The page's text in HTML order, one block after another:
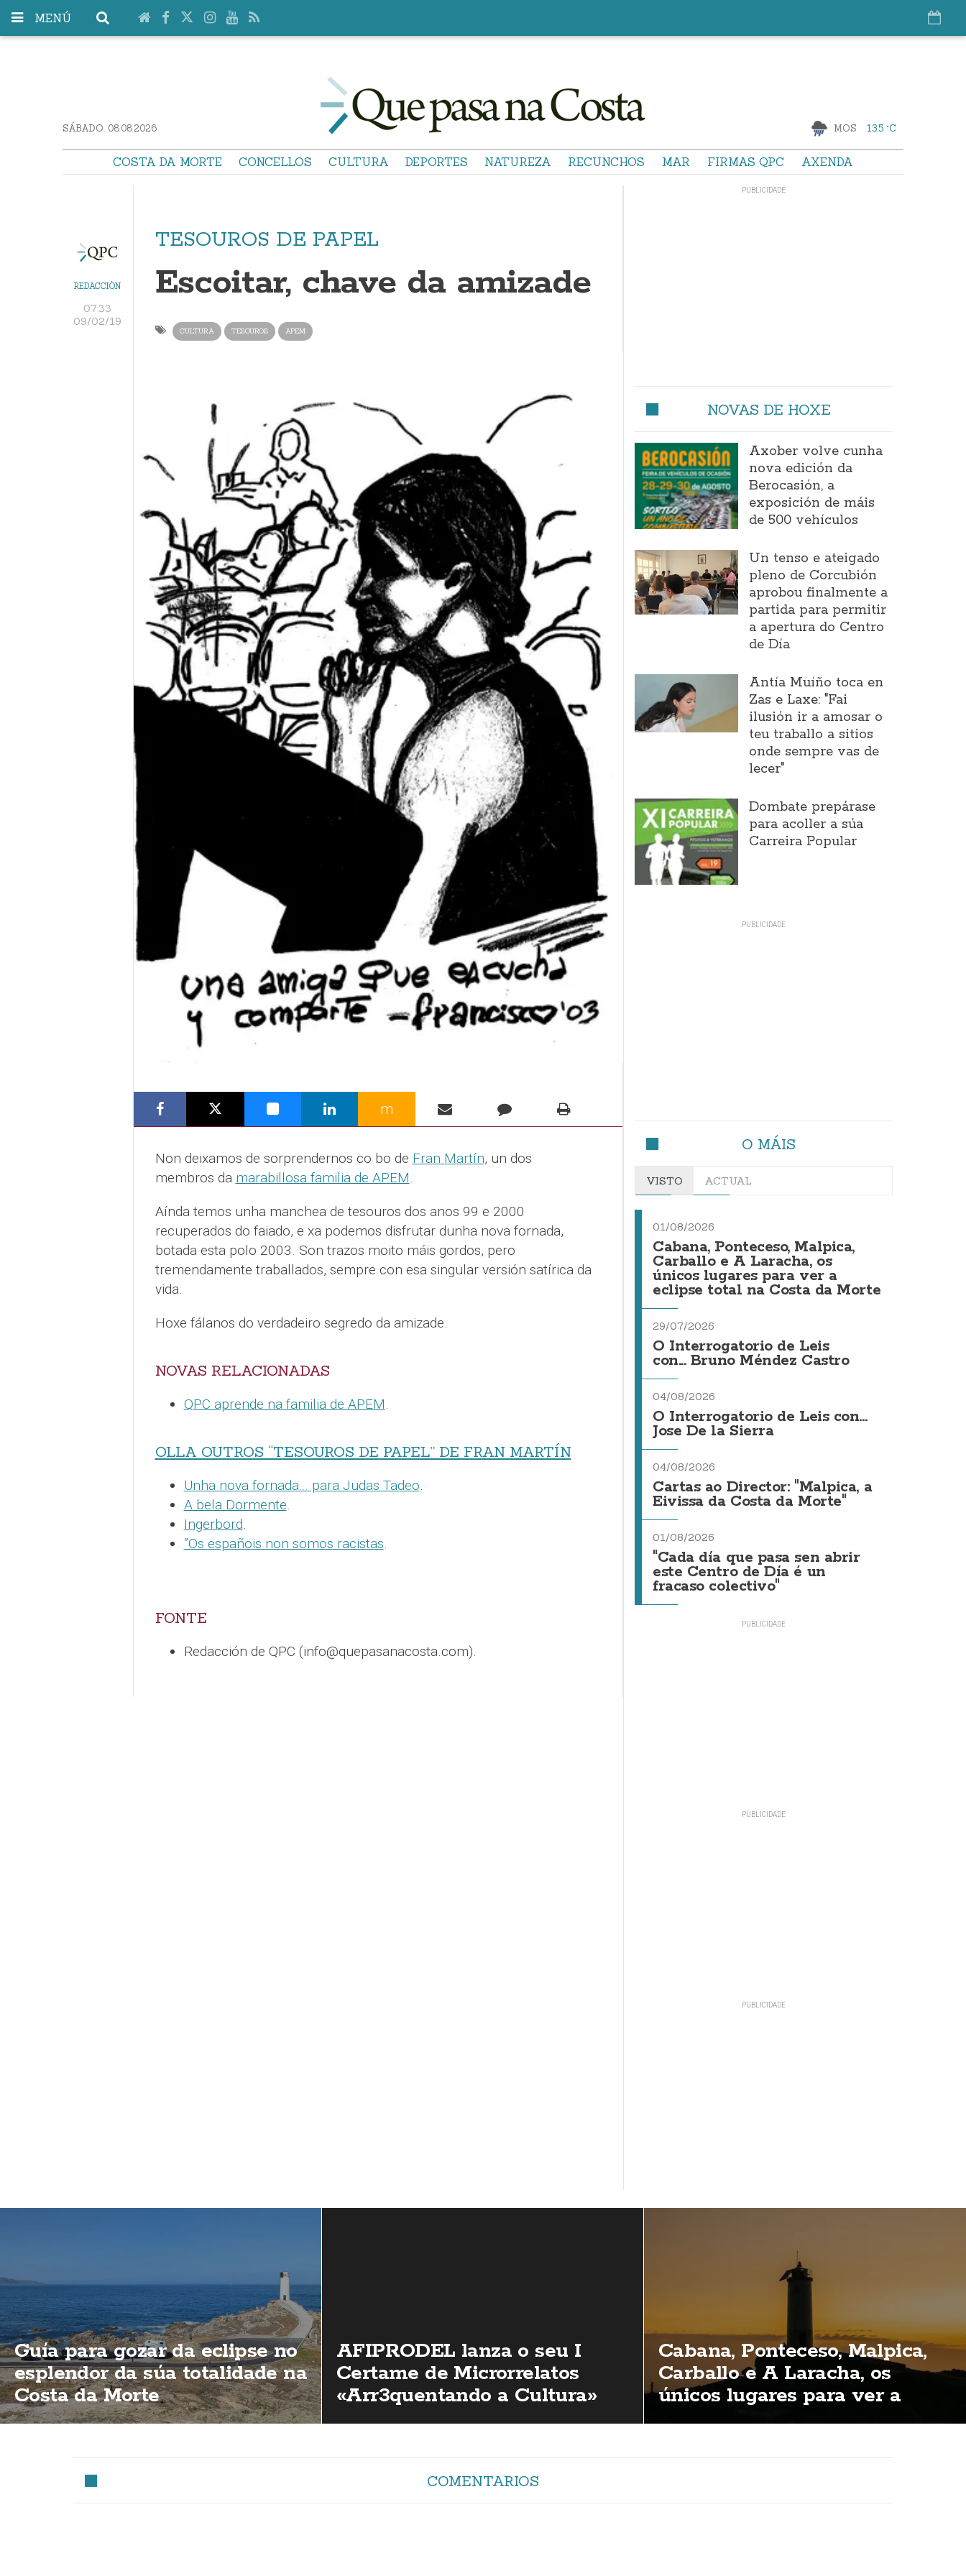
MENÚ
SÁBADO. 08.08.2026 MOS 13.5 °C
COSTA DA MORTE CONCELLOS CULTURA DEPORTES NATUREZA RECUNCHOS MAR FIRMAS QPC AXENDA
REDACCIÓN
07:33
09/02/19
TESOUROS DE PAPEL
Escoitar, chave da amizade
CULTURA TESOUROS APEM
m
Non deixamos de sorprendernos co bo de Fran Martín, un dos
membros da marabillosa familia de APEM.
Aínda temos unha manchea de tesouros dos anos 99 e 2000
recuperados do faiado, e xa podemos disfrutar dunha nova fornada,
botada esta polo 2003. Son trazos moito máis gordos, pero
tremendamente traballados, sempre con esa singular versión satírica da
vida.
Hoxe fálanos do verdadeiro segredo da amizade.
NOVAS RELACIONADAS
QPC aprende na familia de APEM.
OLLA OUTROS “TESOUROS DE PAPEL” DE FRAN MARTÍN
Unha nova fornada… para Judas Tadeo.
A bela Dormente.
Ingerbord.
”Os españois non somos racistas.
FONTE
Redacción de QPC (info@quepasanacosta.com).
NOVAS DE HOXE
Axober volve cunha
nova edición da
Berocasión, a
exposición de máis
de 500 vehículos
Un tenso e ateigado
pleno de Corcubión
aprobou finalmente a
partida para permitir
a apertura do Centro
de Día
Antía Muíño toca en
Zas e Laxe: "Fai
ilusión ir a amosar o
teu traballo a sitios
onde sempre vas de
lecer"
Dombate prepárase
para acoller a súa
Carreira Popular
O MÁIS
VISTO ACTUAL
01/08/2026
Cabana, Ponteceso, Malpica,
Carballo e A Laracha, os
únicos lugares para ver a
eclipse total na Costa da Morte
29/07/2026
O Interrogatorio de Leis
con... Bruno Méndez Castro
04/08/2026
O Interrogatorio de Leis con...
Jose De la Sierra
04/08/2026
Cartas ao Director: "Malpica, a
Eivissa da Costa da Morte"
01/08/2026
"Cada día que pasa sen abrir
este Centro de Día é un
fracaso colectivo"
Guía para gozar da eclipse no
esplendor da súa totalidade na
Costa da Morte
AFIPRODEL lanza o seu I
Certame de Microrrelatos
«Arr3quentando a Cultura»
Cabana, Ponteceso, Malpica,
Carballo e A Laracha, os
únicos lugares para ver a
eclipse total na Costa da
COMENTARIOS